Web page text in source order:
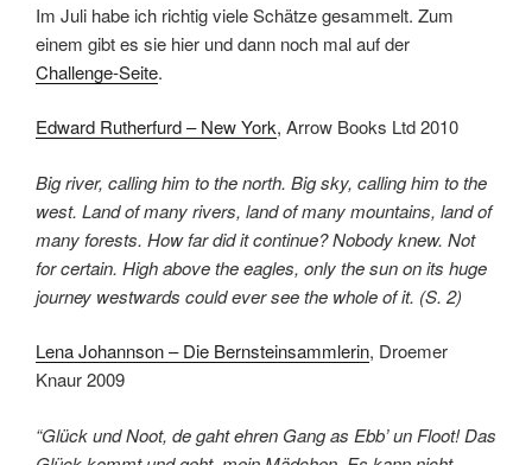
Im Juli habe ich richtig viele Schätze gesammelt. Zum
einem gibt es sie hier und dann noch mal auf der
Challenge-Seite.
Edward Rutherfurd – New York, Arrow Books Ltd 2010
Big river, calling him to the north. Big sky, calling him to the
west. Land of many rivers, land of many mountains, land of
many forests. How far did it continue? Nobody knew. Not
for certain. High above the eagles, only the sun on its huge
journey westwards could ever see the whole of it. (S. 2)
Lena Johannson – Die Bernsteinsammlerin, Droemer
Knaur 2009
“Glück und Noot, de gaht ehren Gang as Ebb’ un Floot! Das